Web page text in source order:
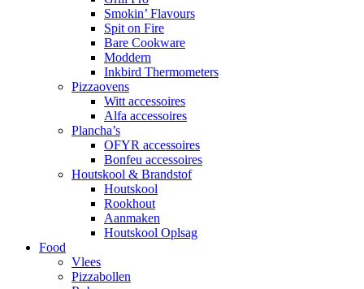
Smokin’ Flavours
Spit on Fire
Bare Cookware
Moddern
Inkbird Thermometers
Pizzaovens
Witt accessoires
Alfa accessoires
Plancha’s
OFYR accessoires
Bonfeu accessoires
Houtskool & Brandstof
Houtskool
Rookhout
Aanmaken
Houtskool Oplsag
Food
Vlees
Pizzabollen